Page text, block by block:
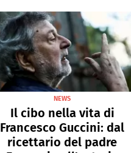
NEWS
Il cibo nella vita di
Francesco Guccini: dal
ricettario del padre